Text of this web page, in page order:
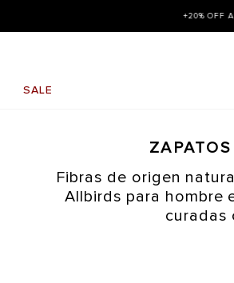
+20% OFF
SALE
Fibras de origen
Allbirds para hombre
curadas